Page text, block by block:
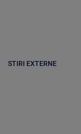
STIRI EXTERNE